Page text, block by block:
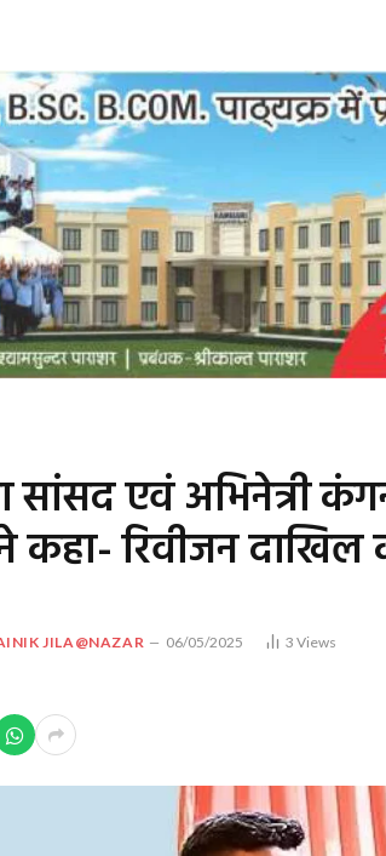
सांसद एवं अभिनेत्री
कहा- रिवीजन
JILA@NAZAR 06/05/2025 3Views